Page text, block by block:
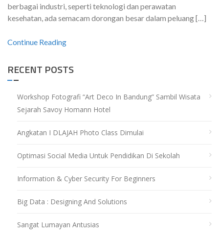
berbagai industri, seperti teknologi dan perawatan
kesehatan, ada semacam dorongan besar dalam peluang […]
Continue Reading
RECENT POSTS
Workshop Fotografi “Art Deco In Bandung” Sambil Wisata
Sejarah Savoy Homann Hotel
Angkatan I DLAJAH Photo Class Dimulai
Optimasi Social Media Untuk Pendidikan Di Sekolah
Information & Cyber Security For Beginners
Big Data : Designing And Solutions
Sangat Lumayan Antusias